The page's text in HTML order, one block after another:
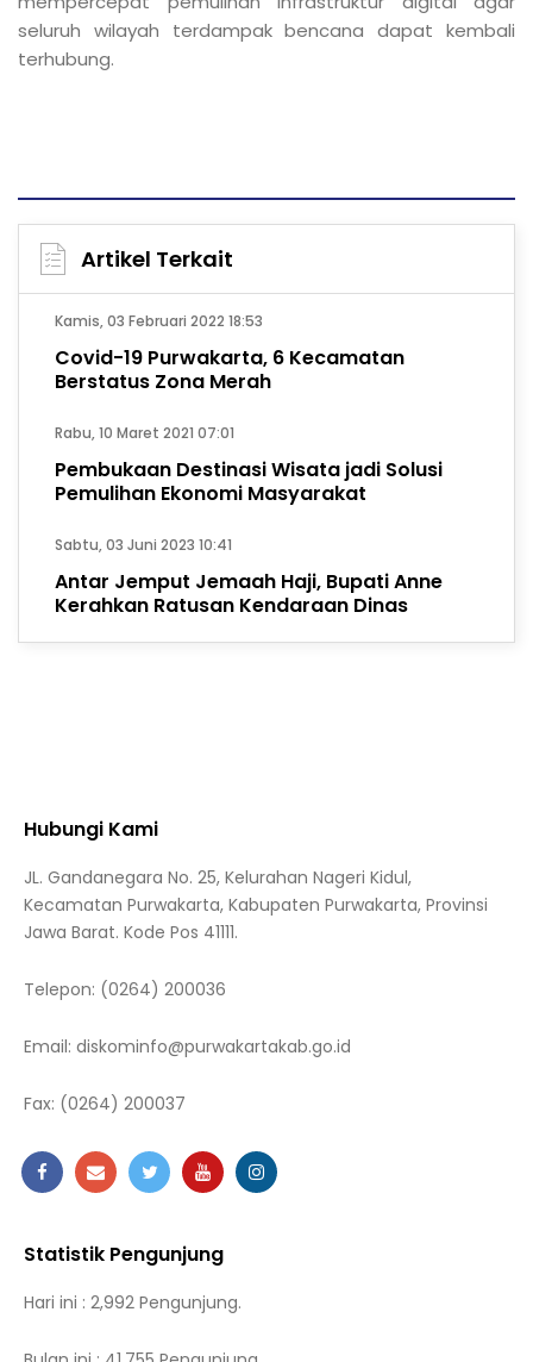
seluruh wilayah terdampak bencana dapat kembali
terhubung.
Artikel Terkait
Kamis, 03 Februari 2022 18:53
Covid-19 Purwakarta, 6 Kecamatan
Berstatus Zona Merah
Rabu, 10 Maret 2021 07:01
Pembukaan Destinasi Wisata jadi Solusi
Pemulihan Ekonomi Masyarakat
Sabtu, 03 Juni 2023 10:41
Antar Jemput Jemaah Haji, Bupati Anne
Kerahkan Ratusan Kendaraan Dinas
Hubungi Kami
JL. Gandanegara No. 25, Kelurahan Nageri Kidul,
Kecamatan Purwakarta, Kabupaten Purwakarta, Provinsi
Jawa Barat. Kode Pos 41111.
Telepon: (0264) 200036
Email: diskominfo@purwakartakab.go.id
Fax: (0264) 200037
Statistik Pengunjung
Hari ini : 2,992 Pengunjung.